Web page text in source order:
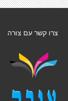
צרו קשר עם צורה